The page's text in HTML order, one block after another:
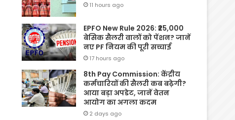
11 hours ago
EPFO New Rule 2026: ₹25,000
बेसिक सैलरी वालों को पेंशन? जानें
नए PF नियम की पूरी सच्चाई
17 hours ago
8th Pay Commission: केंद्रीय
कर्मचारियों की सैलरी कब बढ़ेगी?
आया बड़ा अपडेट, जानें वेतन
आयोग का अगला कदम
2 days ago